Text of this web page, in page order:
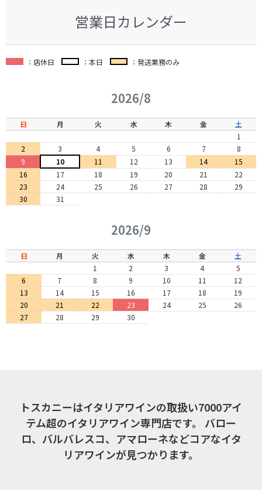
営業日カレンダー
：店休日 ：本日 ：発送業務のみ
2026/8
日 月 火 水 木 金
土
1
2
3 4 5 6 7
8
9
10 11 12 13 14
15
16
17 18 19 20 21
22
23
24 25 26 27 28
29
30
31
2026/9
日 月 火 水 木 金
土
1
2 3 4
5
6
7 8 9 10 11
12
13
14 15 16 17 18
19
20
21 22 23 24 25
26
27
28 29 30
トスカニーはイタリアワインの取扱い7000アイ
テム超のイタリアワイン専門店です。
バロー
ロ、バルバレスコ、アマローネなどコアなイタ
リアワインが見つかります。